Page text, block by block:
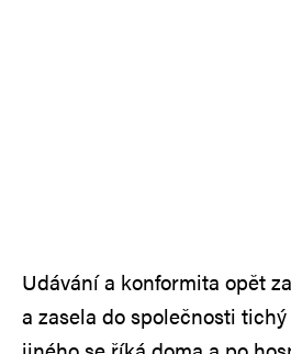
Udávání a konformita opět
a zasela do společnosti